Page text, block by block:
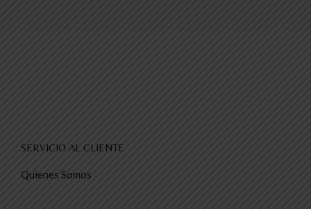
SERVICIO AL CLIENTE
Quienes Somos